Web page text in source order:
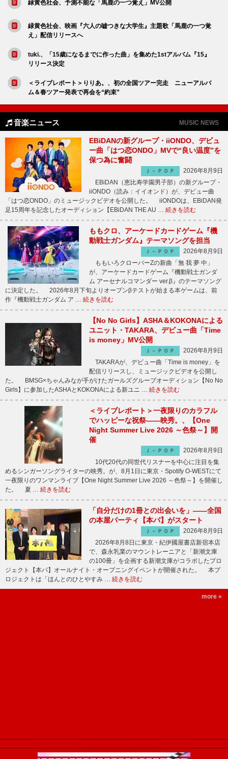
緑黄色社会、予測不能な「馬鹿の一つ覚え」MV公開
緑黄色社会、映画『六人の嘘つきな大学生』主題歌「馬鹿の一つ覚
え」配信リリースへ
tuki.、「15歳になるまでに作った曲」を集めた1stアルバム『15』
リリース決定
＜ライブレポート＞りりあ。、初の全国ツアー完走 ニューアルバ
ム＆春ツアー発表で再会を“約束”
音楽ニュース MUSIC NEWS
EBiDANの新グループ・iiONDO、デビュ
ー曲「はつ恋ONDO」MVで“良い温度”を
保つ為に奮闘
Ｊ－ＰＯＰ
2026年8月9日
EBiDAN（恵比寿学園男子部）の新グループ・
iiONDO（読み：イイオンド）が、デビュー曲
「はつ恋ONDO」のミュージックビデオを公開した。 iiONDOは、EBiDAN発
足15周年を記念したオーディション【EBiDAN THE AU … 続きを読む
ももクロ、アーケードカードゲーム『機
動戦士ガンダム』テーマソングを担当
Ｊ－ＰＯＰ
2026年8月9日
ももいろクローバーZの新曲「無 我 夢 中」
が、アーケードカードゲーム『機動戦士ガンダ
ム アーセナルコマンダー ver.β』のテーマソング
に決定した。 2026年8月下旬よりオープンβテストが始まる本ゲームは、前
作『機動戦士ガンダム ア … 続きを読む
【No No Girls】ASHA＆KOKONAによる
ユニット・TAKARA、デビュー曲「Time
is money」MV公開
Ｊ－ＰＯＰ
2026年8月9日
TAKARAが、デビュー曲「Time is money」を
配信リリースし、ミュージックビデオを公開し
た。 BMSG×ちゃんみなが手がけたガールズグループオーディション【No No
Girls】に参加したASHAとKOKONAによる新ユニ … 続きを読む
＜ライブレポート＞一夜限りのカラフル
でハッピーな祝祭――映秀。、【One
Night Summer Live 2026 ～色祭～】開
催
Ｊ－ＰＯＰ
2026年8月9日
10代20代の同世代リスナーを中心に注目を集
めるシンガーソングライターの映秀。が、8月1日に東京・Spotify O-WESTにて
一夜限りのワンマンライブ【One Night Summer Live 2026 ～色祭～】を開催し
た。 夏 … 続きを読む
「自分だけの1冊との出会いを」――全国
の本屋パーティ【本パ】がスタート
Ｊ－ＰＯＰ
2026年8月9日
2026年8月8日に東京・紀伊國屋書店新宿本店
で、森永乳業のマウントレーニアと「新潮文庫
の100冊」を企画する新潮文庫がコラボしたプロ
ジェクト【本パ】オールナイト・オープニングイベントが開催された。 本プ
ロジェクトは「ほんとのひとやすみ … 続きを読む
more »